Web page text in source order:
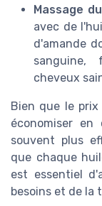
Massage
avec de
d'amande
sanguine,
cheveux
Bien que le prix
économiser
souvent plus
que chaque
est essentiel
besoins et de la